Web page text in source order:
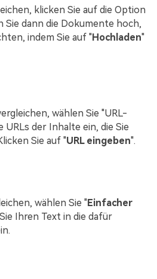
klicken Sie auf die Option
Sie dann die Dokumente hoch,
indem Sie auf "Hochladen"
wählen Sie "URL-
URLs der Inhalte ein, die Sie
Sie auf "URL eingeben".
wählen Sie "Einfacher
Ihren Text in die dafür